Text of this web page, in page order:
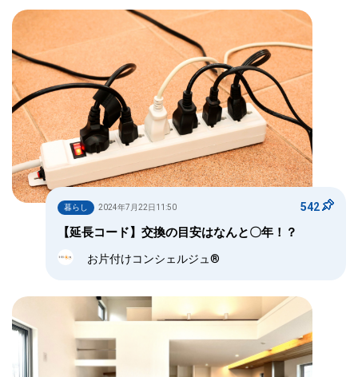
暮らし 2024年7月22日11:50 542
【延長コード】交換の目安はなんと〇年！？
お片付けコンシェルジュ®